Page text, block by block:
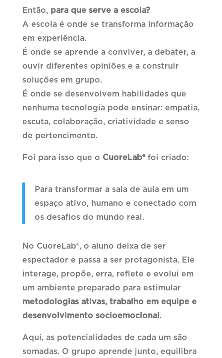
Então, para que serve a escola?
A escola é onde se transforma informação
em experiência.
É onde se aprende a conviver, a debater, a
ouvir diferentes opiniões e a construir
soluções em grupo.
É onde se desenvolvem habilidades que
nenhuma tecnologia pode ensinar: empatia,
escuta, colaboração, criatividade e senso
de pertencimento.
Foi para isso que o CuoreLab®foi criado:
Para transformar a sala de aula em um
espaço ativo, humano e conectado com
os desafios do mundo real.
No CuoreLab®, o aluno deixa de ser
espectador e passa a ser protagonista. Ele
interage, propõe, erra, reflete e evolui em
um ambiente preparado para estimular
metodologias ativas, trabalho em equipe e
desenvolvimento socioemocional .
Aqui, as potencialidades de cada um são
somadas. O grupo aprende junto, equilibra